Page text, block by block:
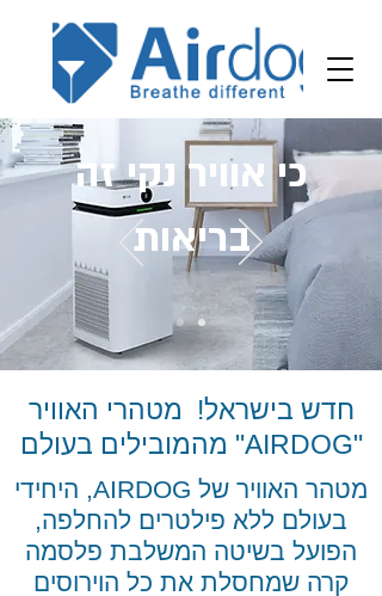
כי אוויר נקי זה
בריאות
חדש בישראל! מטהרי האוויר
"AIRDOG" מהמובילים בעולם
מטהר האוויר של AIRDOG, היחידי
בעולם ללא פילטרים להחלפה,
הפועל בשיטה המשלבת פלסמה
קרה שמחסלת את כל הוירוסים